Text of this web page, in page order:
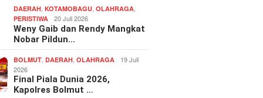
DAERAH,KOTAMOBAGU,OLAHRAGA,
PERISTIWA 20 Juli 2026
Weny Gaib dan Rendy Mangkat
Nobar Pildun…
BOLMUT,DAERAH,OLAHRAGA
19 Juli
2026
Final Piala Dunia 2026,
Kapolres Bolmut …